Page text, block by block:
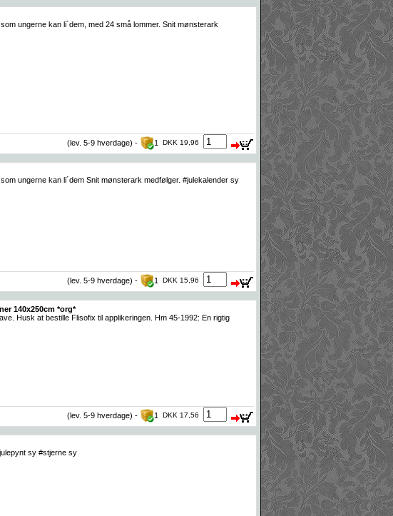
ungerne kan li´dem, med 24 små lommer. Snit mønsterark
(lev. 5-9 hverdage) - 1 DKK 19,96
ungerne kan li´dem Snit mønsterark medfølger. #julekalender sy
(lev. 5-9 hverdage) - 1 DKK 15,96
140x250cm *org*
Husk at bestille Flisofix til applikeringen. Hm 45-1992: En rigtig
(lev. 5-9 hverdage) - 1 DKK 17,56
sy #stjerne sy